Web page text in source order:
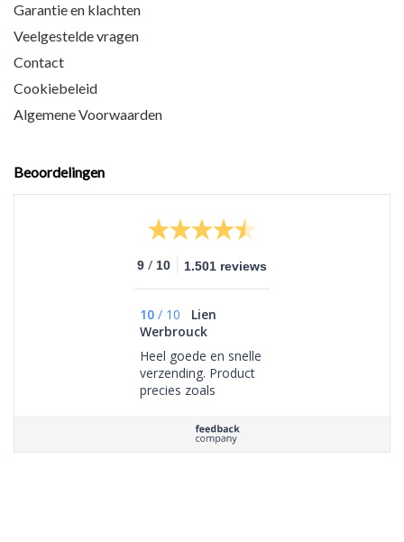
Garantie en klachten
Veelgestelde vragen
Contact
Cookiebeleid
Algemene Voorwaarden
Beoordelingen
9 / 10 1.501 reviews
10 / 10
Lien
Werbrouck
Heel goede en snelle
verzending. Product
precies zoals